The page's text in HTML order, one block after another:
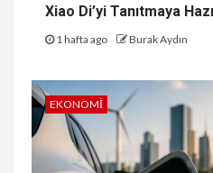
Xiao Di’yi Tanıtmaya
1 hafta ago Burak Aydın
EKONOMI